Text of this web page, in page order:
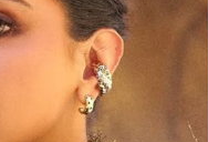
मैं भाग्यशाली हूं कि मुझे
घर पर हैं और मैं